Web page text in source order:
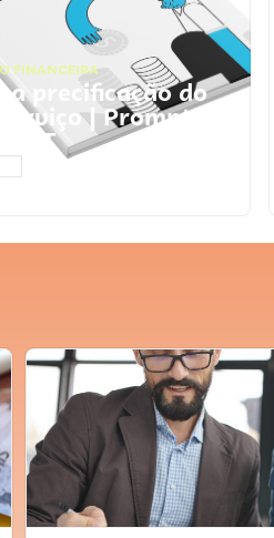
FINANCEIRA
a precificação do
serviço | Prompts